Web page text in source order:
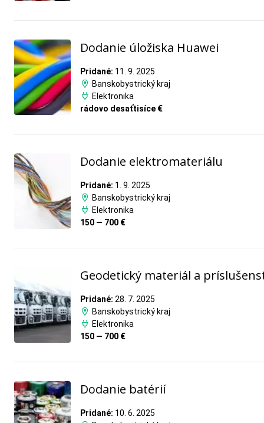
Dodanie úložiska Huawei
Pridané: 11. 9. 2025
Banskobystrický kraj
Elektronika
rádovo desaťtisíce €
Dodanie elektromateriálu
Pridané: 1. 9. 2025
Banskobystrický kraj
Elektronika
150 — 700 €
Geodetický materiál a
Pridané: 28. 7. 2025
Banskobystrický kraj
Elektronika
150 — 700 €
Dodanie batérií
Pridané: 10. 6. 2025